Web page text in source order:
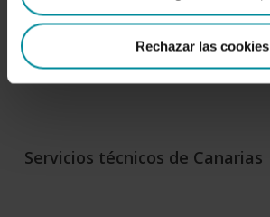
Rechazar las cookies
Servicios técnicos de Canarias